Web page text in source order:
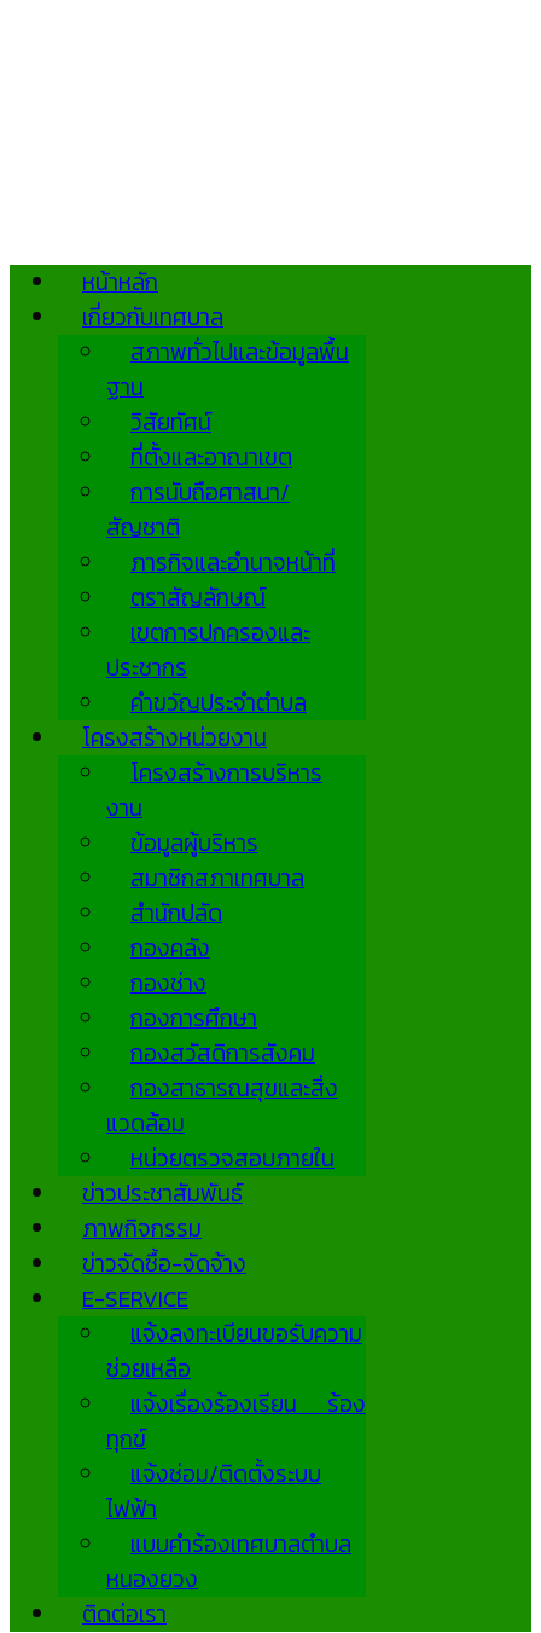
หน้าหลัก
เกี่ยวกับเทศบาล
สภาพทั่วไปและข้อมูลพื้น
ฐาน
วิสัยทัศน์
ที่ตั้งและอาณาเขต
การนับถือศาสนา/
สัญชาติ
ภารกิจและอำนาจหน้าที่
ตราสัญลักษณ์
เขตการปกครองและ
ประชากร
คำขวัญประจำตำบล
โครงสร้างหน่วยงาน
โครงสร้างการบริหาร
งาน
ข้อมูลผู้บริหาร
สมาชิกสภาเทศบาล
สำนักปลัด
กองคลัง
กองช่าง
กองการศึกษา
กองสวัสดิการสังคม
กองสาธารณสุขและสิ่ง
แวดล้อม
หน่วยตรวจสอบภายใน
ข่าวประชาสัมพันธ์
ภาพกิจกรรม
ข่าวจัดซื้อ-จัดจ้าง
E-SERVICE
แจ้งลงทะเบียนขอรับความ
ช่วยเหลือ
แจ้งเรื่องร้องเรียน ร้อง
ทุกข์
แจ้งซ่อม/ติดตั้งระบบ
ไฟฟ้า
แบบคำร้องเทศบาลตำบล
หนองยวง
ติดต่อเรา